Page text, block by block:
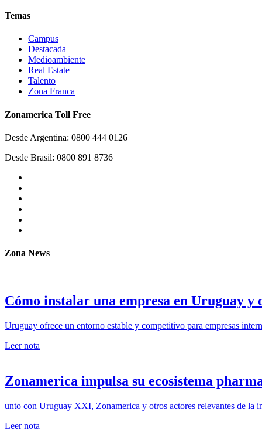
Temas
Campus
Destacada
Medioambiente
Real Estate
Talento
Zona Franca
Zonamerica Toll Free
Desde Argentina: 0800 444 0126
Desde Brasil: 0800 891 8736
Zona News
Cómo instalar una empresa en Uruguay
Uruguay ofrece un entorno estable y competitivo para empresas
Leer nota
Zonamerica impulsa su ecosistema
unto con Uruguay XXI, Zonamerica y otros actores relevantes de la
Leer nota